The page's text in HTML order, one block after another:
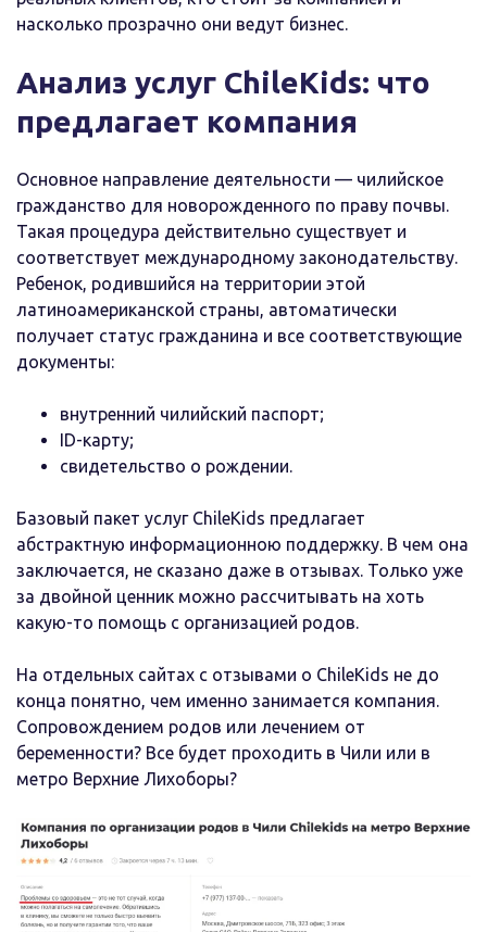
насколько прозрачно они ведут бизнес.
Анализ услуг ChileKids: что
предлагает компания
Основное направление деятельности — чилийское
гражданство для новорожденного по праву почвы.
Такая процедура действительно существует и
соответствует международному законодательству.
Ребенок, родившийся на территории этой
латиноамериканской страны, автоматически
получает статус гражданина и все соответствующие
документы:
внутренний чилийский паспорт;
ID-карту;
свидетельство о рождении.
Базовый пакет услуг ChileKids предлагает
абстрактную информационною поддержку. В чем она
заключается, не сказано даже в отзывах. Только уже
за двойной ценник можно рассчитывать на хоть
какую-то помощь с организацией родов.
На отдельных сайтах с отзывами о ChileKids не до
конца понятно, чем именно занимается компания.
Сопровождением родов или лечением от
беременности? Все будет проходить в Чили или в
метро Верхние Лихоборы?